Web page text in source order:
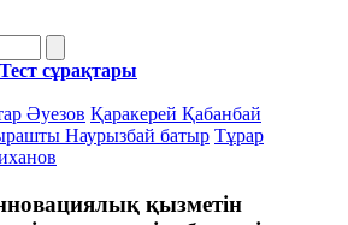
Тест сұрақтары
Әуезов Қаракерей Қабанбай
Наурызбай батыр Тұрар
қызметін